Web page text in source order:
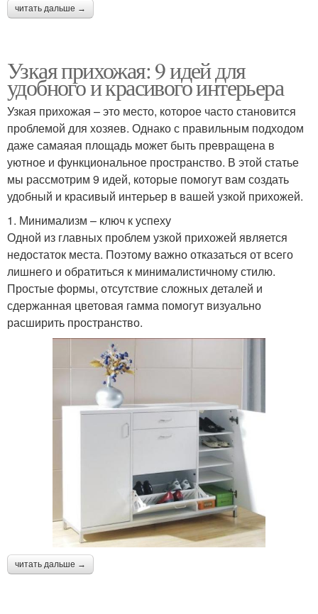
читать дальше →
Узкая прихожая: 9 идей для
удобного и красивого интерьера
Узкая прихожая – это место, которое часто становится
проблемой для хозяев. Однако с правильным подходом
даже самаяая площадь может быть превращена в
уютное и функциональное пространство. В этой статье
мы рассмотрим 9 идей, которые помогут вам создать
удобный и красивый интерьер в вашей узкой прихожей.
1. Минимализм – ключ к успеху
Одной из главных проблем узкой прихожей является
недостаток места. Поэтому важно отказаться от всего
лишнего и обратиться к минималистичному стилю.
Простые формы, отсутствие сложных деталей и
сдержанная цветовая гамма помогут визуально
расширить пространство.
читать дальше →